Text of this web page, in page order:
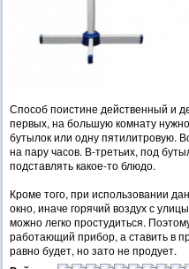
Способ поистине действенный и
первых, на большую комнату
бутылок или одну пятилитровую.
на пару часов. В-третьих, под
подставлять какое-то блюдо.
Кроме того, при использовании
окно, иначе горячий воздух с
можно легко простудиться.
работающий прибор, а ставить в
равно будет, но зато не продует.